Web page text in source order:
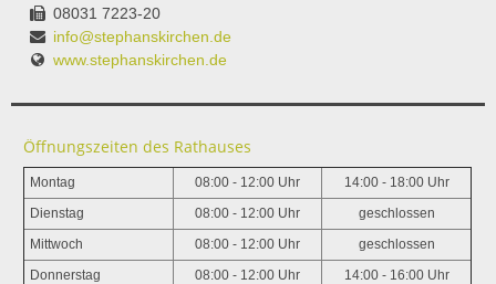
08031 7223-20
info@stephanskirchen.de
www.stephanskirchen.de
Öffnungszeiten des Rathauses
Montag 08:00 - 12:00 Uhr 14:00 - 18:00 Uhr
Dienstag 08:00 - 12:00 Uhr geschlossen
Mittwoch 08:00 - 12:00 Uhr geschlossen
Donnerstag 08:00 - 12:00 Uhr 14:00 - 16:00 Uhr